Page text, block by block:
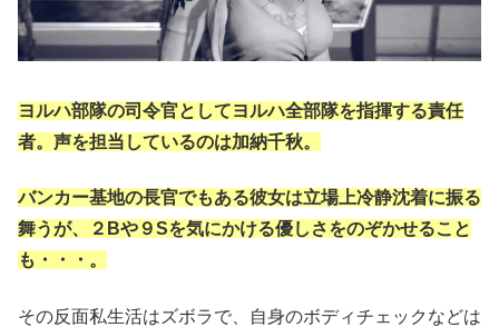
ヨルハ部隊の司令官としてヨルハ全部隊を指揮する責任
者。声を担当しているのは加納千秋。
バンカー基地の長官でもある彼女は立場上冷静沈着に振る
舞うが、２Bや９Sを気にかける優しさをのぞかせること
も・・・。
その反面私生活はズボラで、自身のボディチェックなどは